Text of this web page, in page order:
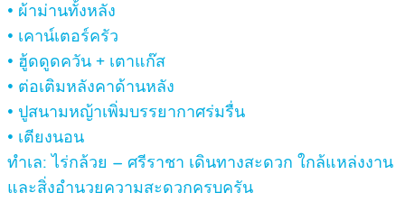
• ผ้าม่านทั้งหลัง
• เคาน์เตอร์ครัว
• ฮู้ดดูดควัน + เตาแก๊ส
• ต่อเติมหลังคาด้านหลัง
• ปูสนามหญ้าเพิ่มบรรยากาศร่มรื่น
• เตียงนอน
ทำเล: ไร่กล้วย – ศรีราชา เดินทางสะดวก ใกล้แหล่งงาน
และสิ่งอำนวยความสะดวกครบครัน